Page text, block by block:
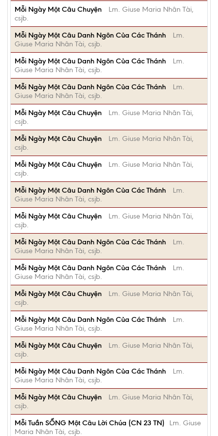
Mỗi Ngày Một Câu Chuyện
Lm. Giuse Maria Nhân Tài,
csjb.
Mỗi Ngày Một Câu Danh Ngôn Của Các Thánh
Lm.
Giuse Maria Nhân Tài, csjb.
Mỗi Ngày Một Câu Danh Ngôn Của Các Thánh
Lm.
Giuse Maria Nhân Tài, csjb.
Mỗi Ngày Một Câu Danh Ngôn Của Các Thánh
Lm.
Giuse Maria Nhân Tài, csjb.
Mỗi Ngày Một Câu Chuyện
Lm. Giuse Maria Nhân Tài,
csjb.
Mỗi Ngày Một Câu Chuyện
Lm. Giuse Maria Nhân Tài,
csjb.
Mỗi Ngày Một Câu Chuyện
Lm. Giuse Maria Nhân Tài,
csjb.
Mỗi Ngày Một Câu Danh Ngôn Của Các Thánh
Lm.
Giuse Maria Nhân Tài, csjb.
Mỗi Ngày Một Câu Chuyện
Lm. Giuse Maria Nhân Tài,
csjb.
Mỗi Ngày Một Câu Danh Ngôn Của Các Thánh
Lm.
Giuse Maria Nhân Tài, csjb.
Mỗi Ngày Một Câu Danh Ngôn Của Các Thánh
Lm.
Giuse Maria Nhân Tài, csjb.
Mỗi Ngày Một Câu Chuyện
Lm. Giuse Maria Nhân Tài,
csjb.
Mỗi Ngày Một Câu Danh Ngôn Của Các Thánh
Lm.
Giuse Maria Nhân Tài, csjb.
Mỗi Ngày Một Câu Chuyện
Lm. Giuse Maria Nhân Tài,
csjb.
Mỗi Ngày Một Câu Danh Ngôn Của Các Thánh
Lm.
Giuse Maria Nhân Tài, csjb.
Mỗi Ngày Một Câu Chuyện
Lm. Giuse Maria Nhân Tài,
csjb.
Mỗi Tuần SỐNG Một Câu Lời Chúa (CN 23 TN)
Lm. Giuse
Maria Nhân Tài, csjb.